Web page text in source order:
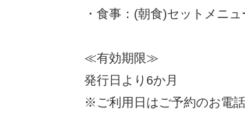
・食事：(朝食)セットメニ
≪有効期限≫
発行日より6か月
※ご利用日はご予約のお電